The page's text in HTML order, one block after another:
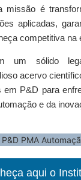
missão é
aplicadas,
competitiva na
um sólido
acervo
em P&D para
e da
aqui o